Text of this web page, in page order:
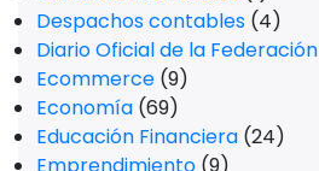
Despachos contables (4)
Diario Oficial de la Federación
Ecommerce (9)
Economía (69)
Educación Financiera (24)
Emprendimiento (9)